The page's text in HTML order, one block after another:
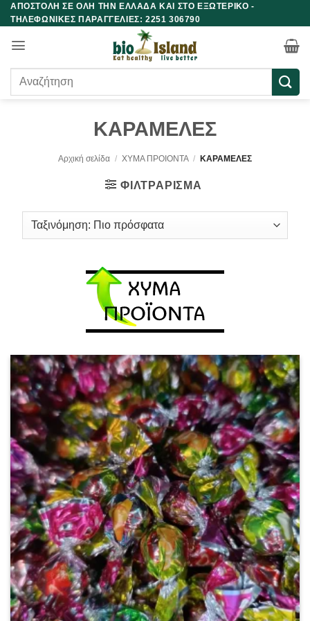
Μετάβαση
στο
περιεχόμενο
ΑΠΟΣΤΟΛΗ ΣΕ ΟΛΗ ΤΗΝ ΕΛΛΑΔΑ ΚΑΙ ΣΤΟ ΕΞΩΤΕΡΙΚΟ -
ΤΗΛΕΦΩΝΙΚΕΣ ΠΑΡΑΓΓΕΛΙΕΣ: 2251 306790
Αναζήτηση
ΚΑΡΑΜΕΛΕΣ
Αρχική σελίδα / ΧΥΜΑ ΠΡΟΙΟΝΤΑ / ΚΑΡΑΜΕΛΕΣ
ΦΙΛΤΡΆΡΙΣΜΑ